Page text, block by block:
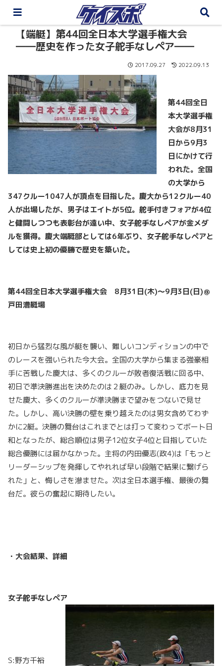
【端艇】第44回全日本大学選手権大会
――歴史を作った女子舵手なしペア――
2017.09.27 2022.09.13
第44回全日
本大学選手権
大会が8月31
日から9月3
日にかけて行
われた。全国
の大学から
347クルー1047人が頂点を目指した。慶大から12クルー40
人が出場したが、男子はエイトが5位。舵手付きフォアが4位
と健闘しつつも表彰台が遠い中、女子舵手なしペアが金メダ
ルを獲得。慶大端艇部としては6年ぶり、女子舵手なしペアと
しては史上初の優勝で歴史を築いた。
第44回全日本大学選手権大会 8月31日(木)～9月3日(日)＠
戸田漕艇場
初日から猛烈な風が艇を襲い、難しいコンディションの中で
のレースを強いられた今大会。全国の大学から集まる強豪相
手に苦戦した慶大は、多くのクルーが敗者復活戦に回る中、
初日で準決勝進出を決めたのは２艇のみ。しかし、底力を見
せた慶大、多くのクルーが準決勝まで望みをつないで見せ
た。しかし、高い決勝の壁を乗り越えたのは男女含めてわず
かに2艇。決勝の舞台はこれまでとは打って変わってボート日
和となったが、総合順位は男子12位女子4位と目指していた
総合優勝には届かなかった。主将の内田優志(政4)は「もっと
リーダーシップを発揮してやれれば早い段階で結果に繋げら
れた」と、悔しさを滲ませた。次は全日本選手権、最後の舞
台だ。彼らの奮起に期待したい。
・大会結果、詳細
女子舵手なしペア
S:野方千裕